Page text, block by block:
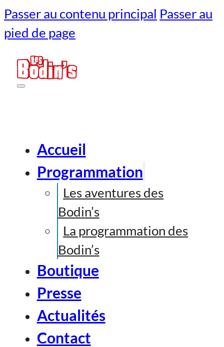
Passer au contenu principal Passer au
pied de page
Accueil
Programmation
Les aventures des
Bodin’s
La programmation des
Bodin’s
Boutique
Presse
Actualités
Contact